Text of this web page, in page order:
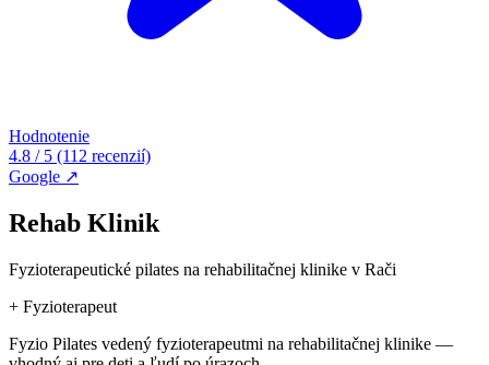
Hodnotenie
4.8 / 5 (112 recenzií)
Google ↗
Rehab Klinik
Fyzioterapeutické pilates na rehabilitačnej klinike v Rači
+ Fyzioterapeut
Fyzio Pilates vedený fyzioterapeutmi na rehabilitačnej klinike —